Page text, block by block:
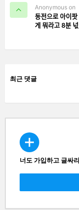
Anonymous on
동전으로
게 뭐라고 8분
최근 댓글
CREATE
너도 가입하고 글싸